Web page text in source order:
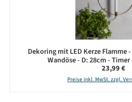
Dekoring mit LED Kerze Flamme
Wandöse - D: 28cm -
Regulärer
23,99 €
Preise inkl. MwSt. zzgl.